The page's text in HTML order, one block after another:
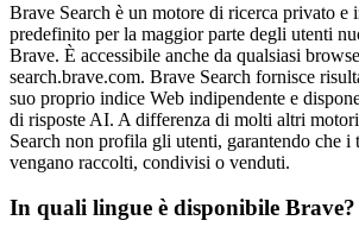
Brave Search è un motore di ricerca privato e
predefinito per la maggior parte degli utenti
Brave. È accessibile anche da qualsiasi
search.brave.com. Brave Search fornisce
suo proprio indice Web indipendente e
di risposte AI. A differenza di molti altri
Search non profila gli utenti, garantendo che i
vengano raccolti, condivisi o venduti.
In quali lingue è disponibile Brave?